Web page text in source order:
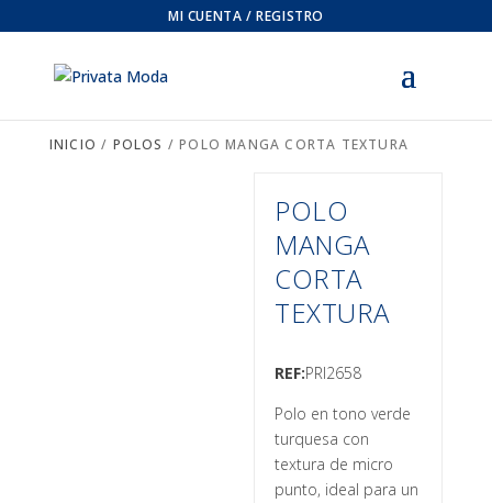
MI CUENTA / REGISTRO
INICIO / POLOS / POLO MANGA CORTA TEXTURA
POLO
MANGA
CORTA
TEXTURA
REF:PRI2658
Polo en tono verde
turquesa con
textura de micro
punto, ideal para un